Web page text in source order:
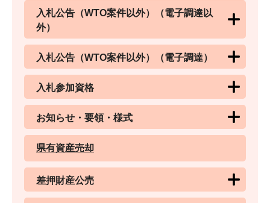
入札公告（WTO案件以外）（電子調達以
外）
入札公告（WTO案件以外）（電子調達）
入札参加資格
お知らせ・要領・様式
県有資産売却
差押財産公売